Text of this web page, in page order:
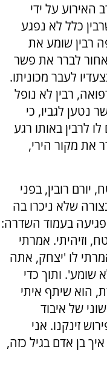
האירוע על ידי
כלל לא נפגע
רבין שומע את
לברר את פשר
לעבר מכוניתו.
רבין לא נופל
נטען לגביו, כי
לרבין באותו רגע
את מקור הירי,
יורם רובין, בפני
שלא ניכרו בה
בעמוד השדרה:
וזיהיתי. אמרתי
לו 'יצחק, אתה
ותוך כדי
הוא שיתף איתי
של איבוד
זינקנו. אני
בן אדם בגיל כזה,